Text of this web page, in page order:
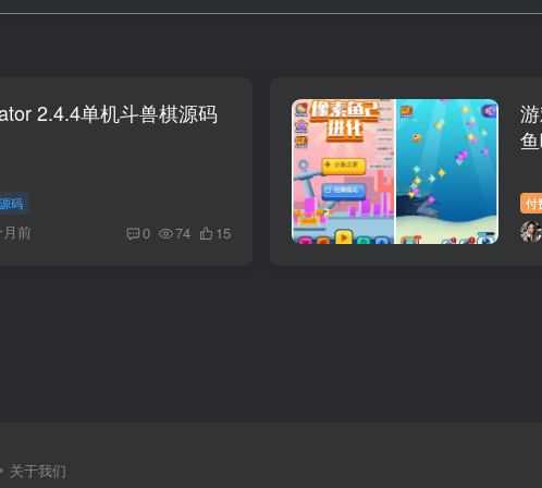
2.4.4单机斗兽棋源码
源码
前 0 74 15
付
关于我们